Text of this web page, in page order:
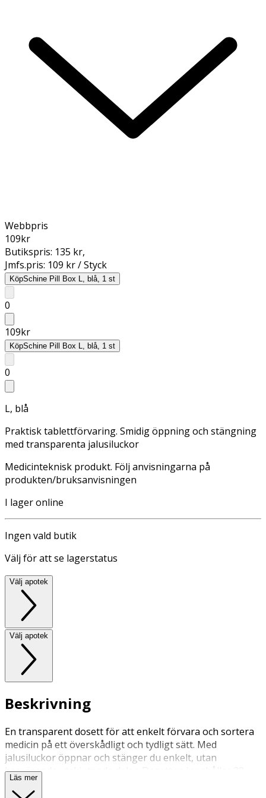
Webbpris
109kr
Butikspris: 135 kr,
Jmfs.pris: 109 kr / Styck
KöpSchine Pill Box L, blå, 1 st
0
109kr
KöpSchine Pill Box L, blå, 1 st
0
L, blå
Praktisk tablettförvaring. Smidig öppning och stängning
med transparenta jalusiluckor
Medicinteknisk produkt. Följ anvisningarna på
produkten/bruksanvisningen
I lager online
Ingen vald butik
Välj för att se lagerstatus
Välj apotek
Välj apotek
Beskrivning
En transparent dosett för att enkelt förvara och sortera
medicin på ett överskådligt och tydligt sätt. Med
jalusiluckor öppnar och stänger du enkelt, utan
besvärande utskjutande delar. Dosetten innehåller 28
fack. Vilket ger möjligheten att sortera din medicinering
Läs mer